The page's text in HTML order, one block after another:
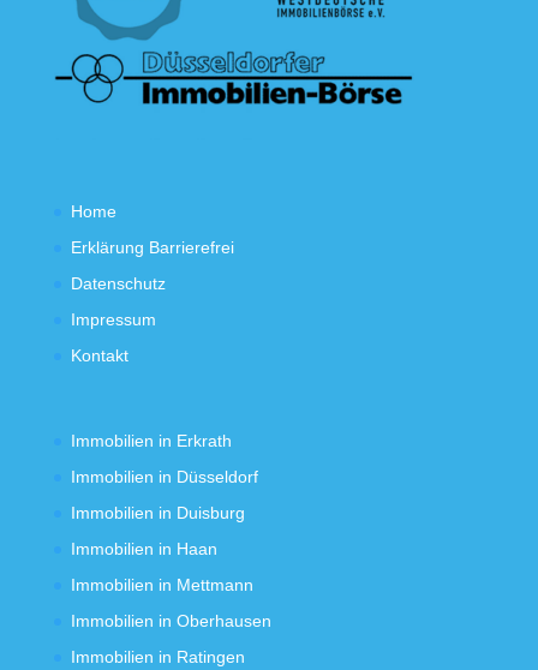
Home
Erklärung Barrierefrei
Datenschutz
Impressum
Kontakt
Immobilien in Erkrath
Immobilien in Düsseldorf
Immobilien in Duisburg
Immobilien in Haan
Immobilien in Mettmann
Immobilien in Oberhausen
Immobilien in Ratingen